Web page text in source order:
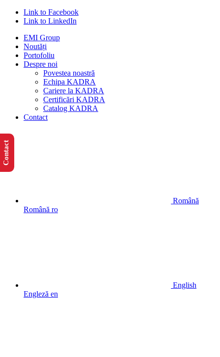
Link to Facebook
Link to LinkedIn
EMI Group
Noutăți
Portofoliu
Despre noi
Povestea noastră
Echipa KADRA
Cariere la KADRA
Certificări KADRA
Catalog KADRA
Contact
Română
Română ro
English
Engleză en
Contact